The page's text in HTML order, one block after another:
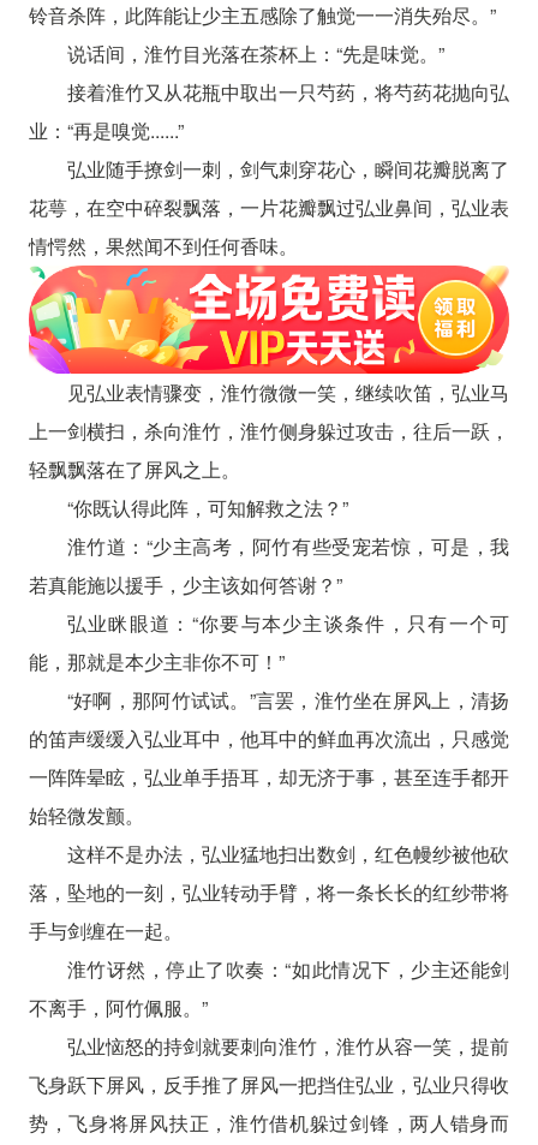
铃音杀阵，此阵能让少主五感除了触觉一一消失殆尽。”
说话间，淮竹目光落在茶杯上：“先是味觉。”
接着淮竹又从花瓶中取出一只芍药，将芍药花抛向弘
业：“再是嗅觉......”
弘业随手撩剑一刺，剑气刺穿花心，瞬间花瓣脱离了
花萼，在空中碎裂飘落，一片花瓣飘过弘业鼻间，弘业表
情愕然，果然闻不到任何香味。
见弘业表情骤变，淮竹微微一笑，继续吹笛，弘业马
上一剑横扫，杀向淮竹，淮竹侧身躲过攻击，往后一跃，
轻飘飘落在了屏风之上。
“你既认得此阵，可知解救之法？”
淮竹道：“少主高考，阿竹有些受宠若惊，可是，我
若真能施以援手，少主该如何答谢？”
弘业眯眼道：“你要与本少主谈条件，只有一个可
能，那就是本少主非你不可！”
“好啊，那阿竹试试。”言罢，淮竹坐在屏风上，清扬
的笛声缓缓入弘业耳中，他耳中的鲜血再次流出，只感觉
一阵阵晕眩，弘业单手捂耳，却无济于事，甚至连手都开
始轻微发颤。
这样不是办法，弘业猛地扫出数剑，红色幔纱被他砍
落，坠地的一刻，弘业转动手臂，将一条长长的红纱带将
手与剑缠在一起。
淮竹讶然，停止了吹奏：“如此情况下，少主还能剑
不离手，阿竹佩服。”
弘业恼怒的持剑就要刺向淮竹，淮竹从容一笑，提前
飞身跃下屏风，反手推了屏风一把挡住弘业，弘业只得收
势，飞身将屏风扶正，淮竹借机躲过剑锋，两人错身而